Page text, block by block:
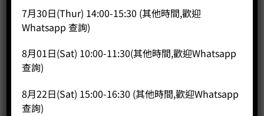
加入購物車
商品說明
7月30日(Thur) 14:00-15:30 (其他時間,歡迎
Whatsapp 查詢)
8月01日(Sat) 10:00-11:30(其他時間,歡迎Whatsapp
查詢)
8月22日(Sat) 15:00-16:30 (其他時間,歡迎Whatsapp
查詢)